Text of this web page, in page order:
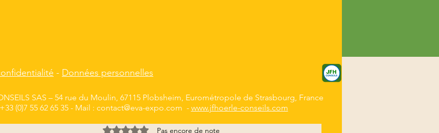
Noté 0 étoile sur 5.Pas encore de note
- Données personnelles
SAS – 54 rue du Moulin, 67115 Plobsheim, Eurométropole de Strasbourg, France
(0)7 55 62 65 35 - Mail : contact@eva-expo.com - www.jfhoerle-conseils.com